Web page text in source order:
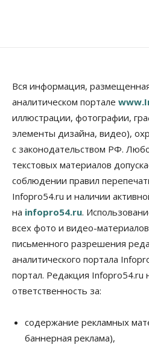
В
против нового закона о
07 Августа 2026, 18:00
Бизнес
В аэропорту Толмачёво
бетонированию рулежных
07 Августа 2026, 17:00
Бизнес
Новосибирцы
дома по упрощенной схеме
07 Августа 2026, 16:00
Общество
Роспотребнадзор изъял
мяса в Новосибирской
Расходы новосибирцев на
за полгода
07 Августа 2026, 14:35
Вся информация,
аналитическом портале
иллюстрации, фотографии,
элементы дизайна, видео),
с законодательством РФ.
текстовых материалов
соблюдении правил
Infopro54.ru и наличии
на infopro54.ru.
всех фото и видео-
письменного разрешения
аналитического портала
портал. Редакция Infopro54.ru
ответственность за:
содержание рекламных
баннерная реклама),